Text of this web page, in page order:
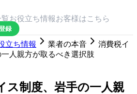
お役立ち情報 お客様はこちら
録
立ち情報 業者の本音
消費税イ
人親方が取るべき選択肢
ス制度、岩手の一人親